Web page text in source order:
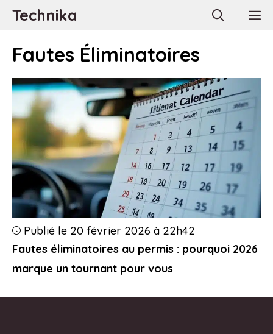
AllerTechnika
Fautes Éliminatoires
Fautes éliminatoires au permis : pourquoi 2026
marque un tournant pour vous
Publié le 20 février 2026 à 22h42